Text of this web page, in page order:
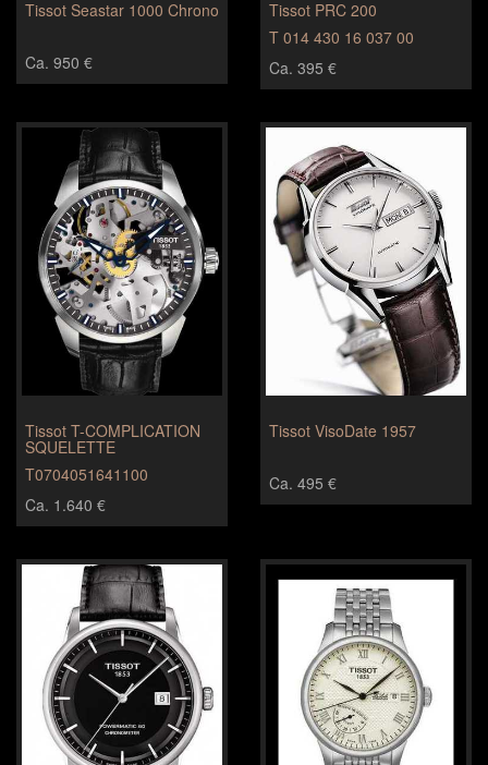
Tissot Seastar 1000 Chrono
Ca. 950 €
Tissot PRC 200
T 014 430 16 037 00
Ca. 395 €
Tissot T-COMPLICATION
SQUELETTE
T0704051641100
Ca. 1.640 €
Tissot VisoDate 1957
Ca. 495 €